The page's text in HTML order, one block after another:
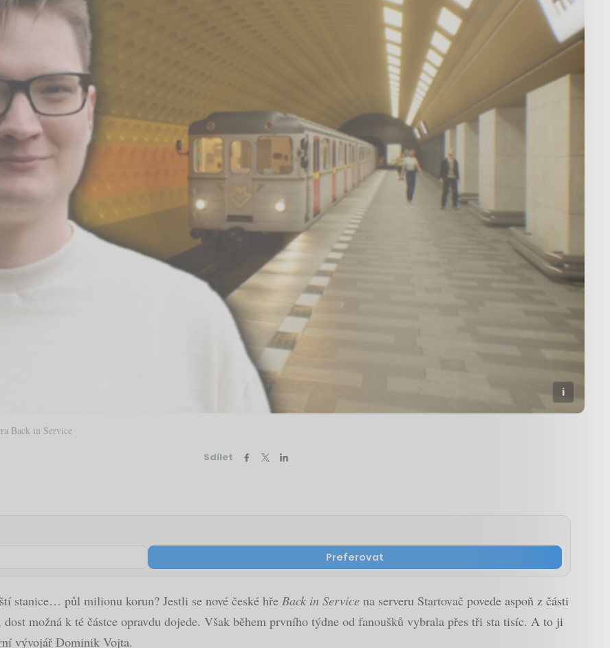
Back in Service
Sdílet
Preferovat
stanice… půl milionu korun? Jestli se nové české hře Back in Service na serveru Startovač povede aspoň z části
možná k té částce opravdu dojede. Však během prvního týdne od fanoušků vybrala přes tři sta tisíc. A to ji
vývojář Dominik Vojta.